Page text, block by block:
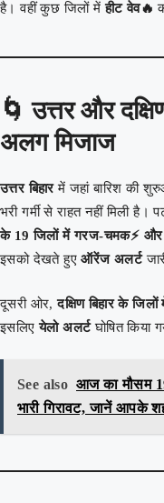
है। वहीं कुछ जिलों मेंहीट वेव🔥
🌀उत्तर और
अलग मिजाज
उत्तर बिहारमें जहां बारिश की
भरी गर्मी से राहत नहीं मिली है।
के 19 जिलों में गरज-चमक⚡ और
इसको देखते हुएऑरेंज अलर्ट
दूसरी ओर,दक्षिण बिहार के
इसलिएयेलो अलर्टघोषित किया
See also आज का मौसम
भारी गिरावट, जानें आपके